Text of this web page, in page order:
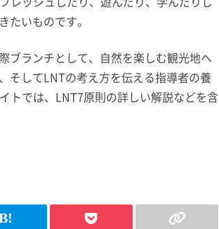
いものです。
ブランチとして、自然を楽しむ観光地へ
そしてLNTの考え方を伝える指導者の養
トでは、LNT7原則の詳しい解説などを含